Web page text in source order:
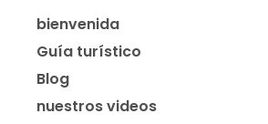
bienvenida
Guía turístico
Blog
nuestros videos